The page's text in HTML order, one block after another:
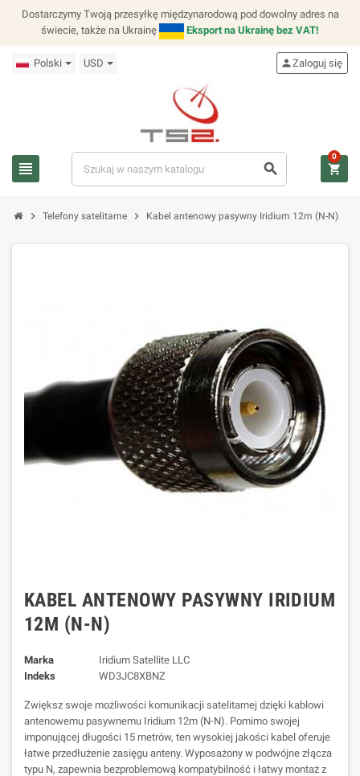
Dostarczymy Twoją przesyłkę międzynarodową pod dowolny adres na
świecie, także na Ukrainę
Eksport na Ukrainę bez VAT!
Polski USD
view_headline search
personZaloguj się
shopping_cart
0
chevron_right Telefony satelitarne chevron_right Kabel antenowy pasywny Iridium 12m (N-N)
KABEL ANTENOWY PASYWNY IRIDIUM
12M (N-N)
Marka
Iridium Satellite LLC
Indeks
WD3JC8XBNZ
Zwiększ swoje możliwości komunikacji satelitarnej dzięki kablowi
antenowemu pasywnemu Iridium 12m (N-N). Pomimo swojej
imponującej długości 15 metrów, ten wysokiej jakości kabel oferuje
łatwe przedłużenie zasięgu anteny. Wyposażony w podwójne złącza
typu N, zapewnia bezproblemową kompatybilność i łatwy montaż z